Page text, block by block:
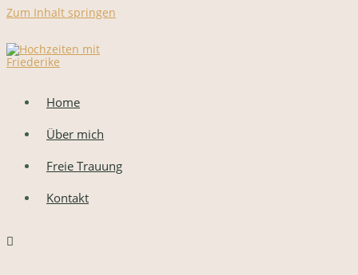
Zum Inhalt springen
Home
Über mich
Freie Trauung
Kontakt